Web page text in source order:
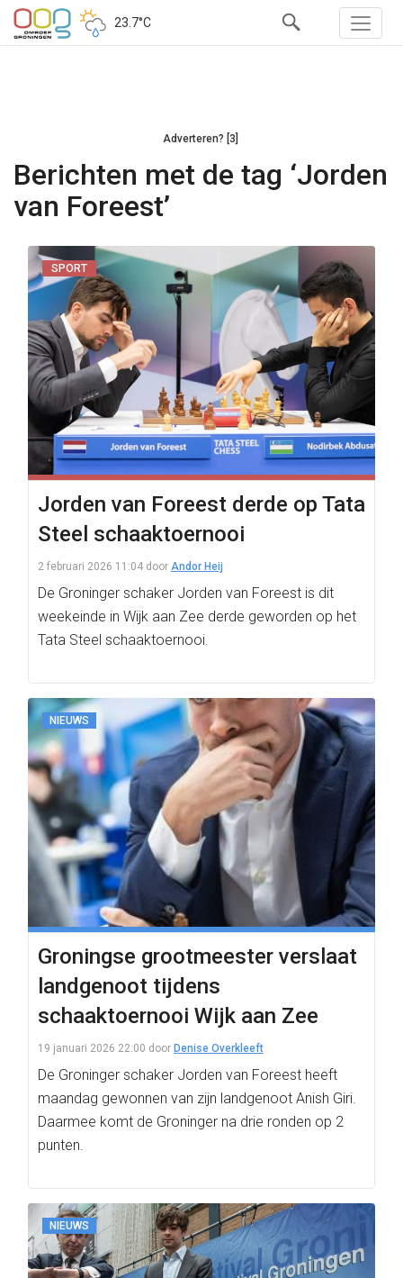
23.7°C
Adverteren? [3]
Berichten met de tag ‘Jorden
van Foreest’
SPORT
Jorden van Foreest derde op Tata
Steel schaaktoernooi
2 februari 2026 11:04 door Andor Heij
De Groninger schaker Jorden van Foreest is dit
weekeinde in Wijk aan Zee derde geworden op het
Tata Steel schaaktoernooi.
NIEUWS
Groningse grootmeester verslaat
landgenoot tijdens
schaaktoernooi Wijk aan Zee
19 januari 2026 22:00 door Denise Overkleeft
De Groninger schaker Jorden van Foreest heeft
maandag gewonnen van zijn landgenoot Anish Giri.
Daarmee komt de Groninger na drie ronden op 2
punten.
NIEUWS